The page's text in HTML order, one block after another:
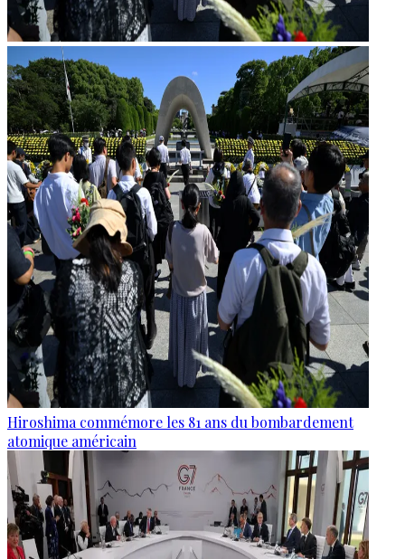
Hiroshima commémore les 81 ans du bombardement
atomique américain